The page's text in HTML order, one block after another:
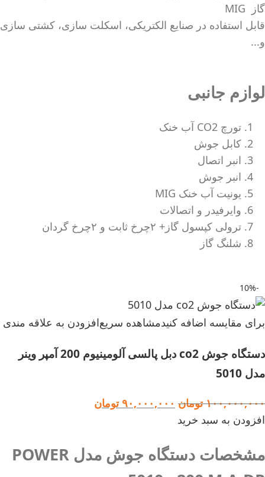
گاز MIG
قابل استفاده در صنایع الکتریکی، اسکلت سازی، کشتی سازی
و...
لوازم جانبی
تورچ CO2 آب خنک
کابل جوش
انبر اتصال
انبر جوش
یونیت آب خنک MIG
وایرفیدر و اتصالات
ترولی کپسول گاز+ ٢چرخ ثابت و ٢چرخ گردان
شلنگ گاز
-10%
برای مقایسه اضافه کنیدمشاهده سریعافزودن به علاقه مندی
دستگاه جوش co2 دبل پالسی آلومینیوم 200 آمپر وینر
مدل 5010
۱۰۰,۰۰۰,۰۰۰ تومان ۹۰,۰۰۰,۰۰۰ تومان
افزودن به سبد خرید
مشخصات دستگاه جوش مدل POWER